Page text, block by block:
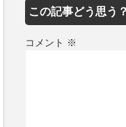
この記事どう思う？
コメント ※